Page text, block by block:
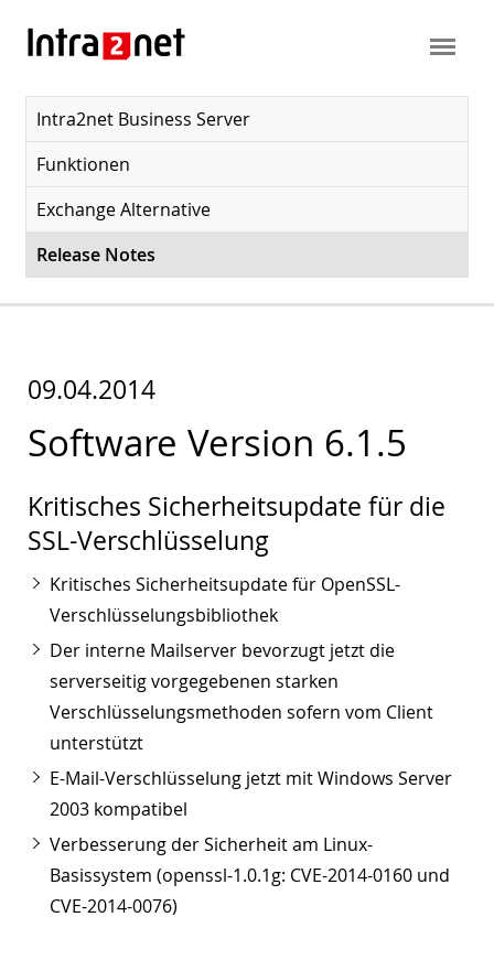
Intra2net Business Server
Funktionen
Exchange Alternative
Release Notes
09.04.2014
Software Version 6.1.5
Kritisches Sicherheitsupdate für die
SSL-Verschlüsselung
Kritisches Sicherheitsupdate für OpenSSL-
Verschlüsselungsbibliothek
Der interne Mailserver bevorzugt jetzt die
serverseitig vorgegebenen starken
Verschlüsselungsmethoden sofern vom Client
unterstützt
E-Mail-Verschlüsselung jetzt mit Windows Server
2003 kompatibel
Verbesserung der Sicherheit am Linux-
Basissystem (openssl-1.0.1g: CVE-2014-0160 und
CVE-2014-0076)